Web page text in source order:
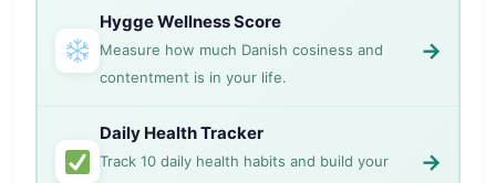
Hygge Wellness Score
Measure how much Danish cosiness and
contentment is in your life.
→
Daily Health Tracker
Track 10 daily health habits and build your
→